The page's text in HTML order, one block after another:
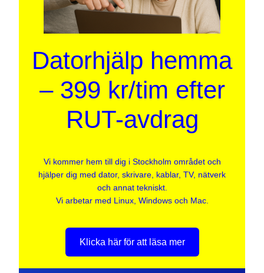
Datorhjälp hemma
– 399 kr/tim efter
RUT-avdrag
Vi kommer hem till dig i Stockholm området och
hjälper dig med dator, skrivare, kablar, TV, nätverk
och annat tekniskt.
Vi arbetar med Linux, Windows och Mac.
Klicka här för att läsa mer